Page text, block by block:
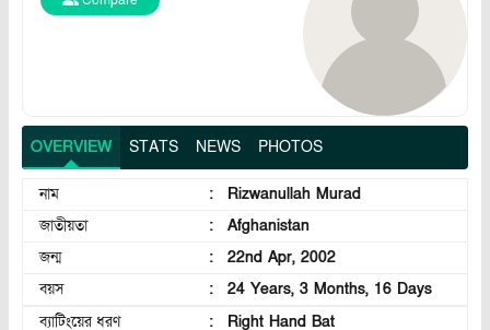
OVERVIEW STATS NEWS PHOTOS
নাম :
Rizwanullah Murad
জাতীয়তা
:
Afghanistan
জন্ম
:
22nd Apr, 2002
বয়স
:
24 Years, 3 Months, 16 Days
ব্যাটিংয়ের ধরণ
:
Right Hand Bat